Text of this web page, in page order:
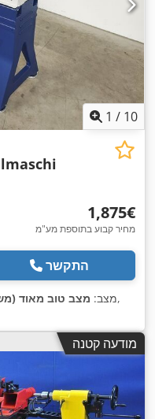
1 / 10
‏1,875 ‏€
מחיר קבוע בתוספת מע"מ
התקשר
מצב: מצב טוב מאוד ,
מודעה קטנה